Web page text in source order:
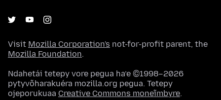
Visit Mozilla Corporation's not-for-profit parent, the
Mozilla Foundation.
Ndahetái tetepy vore pegua ha’e ©1998–2026
pytyvõharakuéra mozilla.org pegua. Tetepy
ojeporukuaa Creative Commons moneĩmbyre.